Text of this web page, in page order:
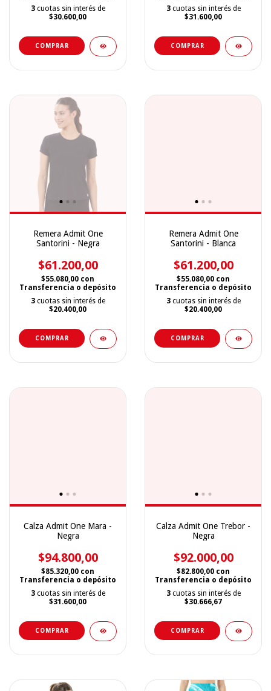
3 cuotas sin interés de
$30.600,00
COMPRAR
3 cuotas sin interés de
$31.600,00
COMPRAR
Remera Admit One
Santorini - Negra
$61.200,00
$55.080,00 con
Transferencia o depósito
3 cuotas sin interés de
$20.400,00
COMPRAR
Remera Admit One
Santorini - Blanca
$61.200,00
$55.080,00 con
Transferencia o depósito
3 cuotas sin interés de
$20.400,00
COMPRAR
Calza Admit One Mara -
Negra
$94.800,00
$85.320,00 con
Transferencia o depósito
3 cuotas sin interés de
$31.600,00
COMPRAR
Calza Admit One Trebor -
Negra
$92.000,00
$82.800,00 con
Transferencia o depósito
3 cuotas sin interés de
$30.666,67
COMPRAR